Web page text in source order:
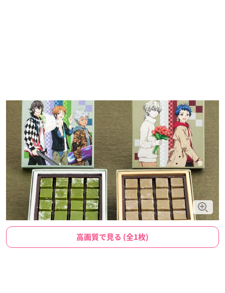
高画質で見る (全1枚)